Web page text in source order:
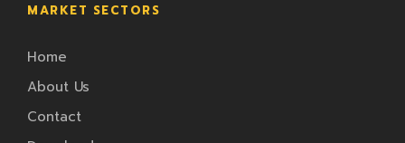
MARKET SECTORS
Home
About Us
Contact